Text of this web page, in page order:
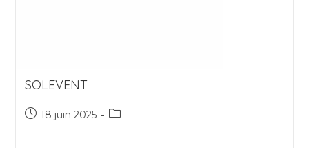
SOLEVENT
Publication
18 juin 2025
Post